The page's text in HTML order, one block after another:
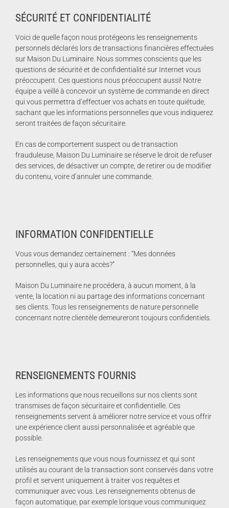
SÉCURITÉ ET CONFIDENTIALITÉ
Voici de quelle façon nous protégeons les renseignements
personnels déclarés lors de transactions financières effectuées
sur Maison Du Luminaire. Nous sommes conscients que les
questions de sécurité et de confidentialité sur Internet vous
préoccupent. Ces questions nous préoccupent aussi! Notre
équipe a veillé à concevoir un système de commande en direct
qui vous permettra d’effectuer vos achats en toute quiétude,
sachant que les informations personnelles que vous indiquerez
seront traitées de façon sécuritaire.
En cas de comportement suspect ou de transaction
frauduleuse, Maison Du Luminaire se réserve le droit de refuser
des services, de désactiver un compte, de retirer ou de modifier
du contenu, voire d’annuler une commande.
INFORMATION CONFIDENTIELLE
Vous vous demandez certainement : “Mes données
personnelles, qui y aura accès?”
Maison Du Luminaire ne procédera, à aucun moment, à la
vente, la location ni au partage des informations concernant
ses clients. Tous les renseignements de nature personnelle
concernant notre clientèle demeureront toujours confidentiels.
RENSEIGNEMENTS FOURNIS
Les informations que nous recueillons sur nos clients sont
transmises de façon sécuritaire et confidentielle. Ces
renseignements servent à améliorer notre service et vous offrir
une expérience client aussi personnalisée et agréable que
possible.
Les renseignements que vous nous fournissez et qui sont
utilisés au courant de la transaction sont conservés dans votre
profil et servent uniquement à traiter vos requêtes et
communiquer avec vous. Les renseignements obtenus de
façon automatique, par exemple lorsque vous communiquez